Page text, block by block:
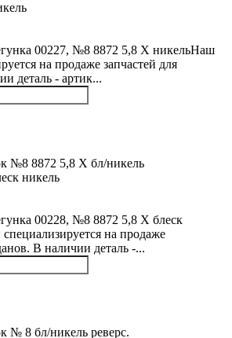
00227, №8 8872 5,8 Х никельНаш
на продаже запчастей для
деталь - артик...
никель
00228, №8 8872 5,8 Х блеск
на продаже
В наличии деталь -...